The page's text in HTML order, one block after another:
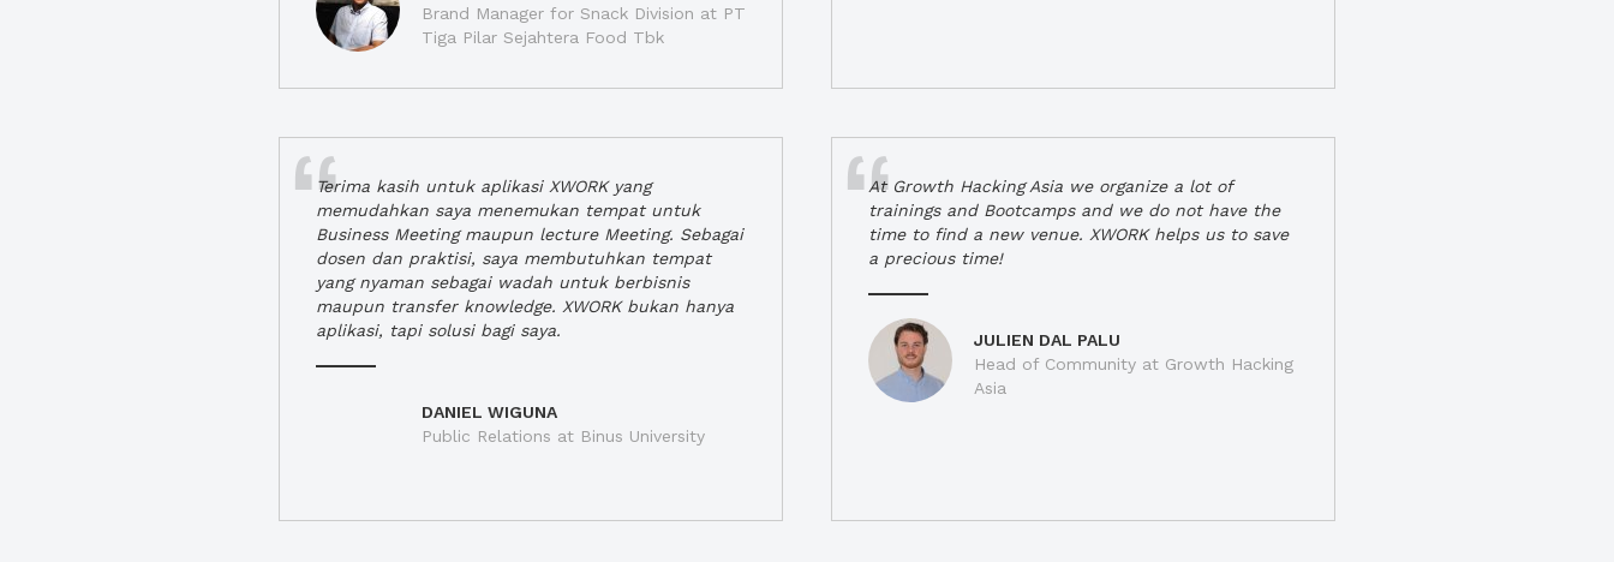
Brand Manager for Snack Division at PT
Tiga Pilar Sejahtera Food Tbk
Terima kasih untuk aplikasi XWORK yang
memudahkan saya menemukan tempat untuk
Business Meeting maupun lecture Meeting. Sebagai
dosen dan praktisi, saya membutuhkan tempat
yang nyaman sebagai wadah untuk berbisnis
maupun transfer knowledge. XWORK bukan hanya
aplikasi, tapi solusi bagi saya.
DANIEL WIGUNA
Public Relations at Binus University
At Growth Hacking Asia we organize a lot of
trainings and Bootcamps and we do not have the
time to find a new venue. XWORK helps us to save
a precious time!
JULIEN DAL PALU
Head of Community at Growth Hacking
Asia